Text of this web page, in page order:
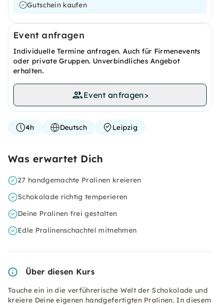
Gutschein kaufen
Event anfragen
Individuelle Termine anfragen. Auch für Firmenevents
oder private Gruppen. Unverbindliches Angebot
erhalten.
Event anfragen>
4h Deutsch Leipzig
Was erwartet Dich
27 handgemachte Pralinen kreieren
Schokolade richtig temperieren
Deine Pralinen frei gestalten
Edle Pralinenschachtel mitnehmen
Über diesen Kurs
Tauche ein in die verführerische Welt der Schokolade und
kreiere Deine eigenen handgefertigten Pralinen. In diesem